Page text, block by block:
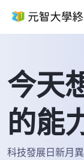
今天
的能
科技發展日新月